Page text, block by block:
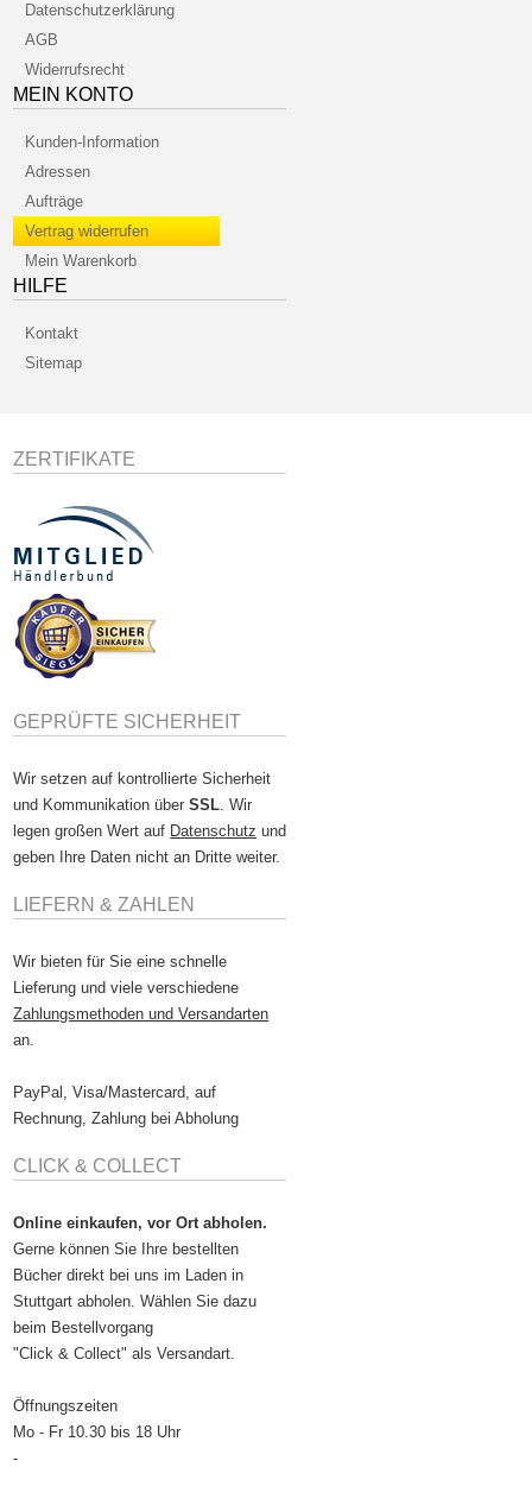
Datenschutzerklärung
AGB
Widerrufsrecht
MEIN KONTO
Kunden-Information
Adressen
Aufträge
Vertrag widerrufen
Mein Warenkorb
HILFE
Kontakt
Sitemap
ZERTIFIKATE
GEPRÜFTE SICHERHEIT
Wir setzen auf kontrollierte Sicherheit
und Kommunikation überSSL. Wir
legen großen Wert auf Datenschutz und
geben Ihre Daten nicht an Dritte weiter.
LIEFERN & ZAHLEN
Wir bieten für Sie eine schnelle
Lieferung und viele verschiedene
Zahlungsmethoden und Versandarten
an.
PayPal, Visa/Mastercard, auf
Rechnung, Zahlung bei Abholung
CLICK & COLLECT
Online einkaufen, vor Ort abholen.
Gerne können Sie Ihre bestellten
Bücher direkt bei uns im Laden in
Stuttgart abholen. Wählen Sie dazu
beim Bestellvorgang
"Click & Collect" als Versandart.
Öffnungszeiten
Mo - Fr 10.30 bis 18 Uhr
-